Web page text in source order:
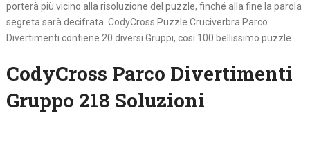
porterà più vicino alla risoluzione del puzzle, finché alla fine la parola
segreta sarà decifrata. CodyCross Puzzle Cruciverbra Parco
Divertimenti contiene 20 diversi Gruppi, cosi 100 bellissimo puzzle.
CodyCross Parco Divertimenti
Gruppo 218 Soluzioni